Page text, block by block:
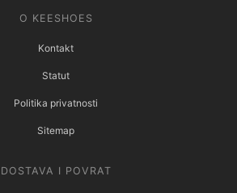
O KEESHOES
Kontakt
Statut
Politika privatnosti
Sitemap
DOSTAVA I POVRAT